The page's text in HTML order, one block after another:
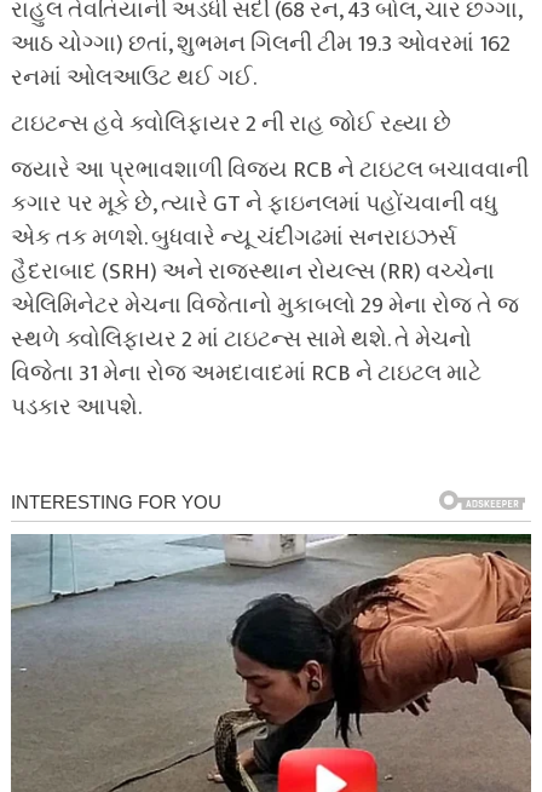
રાહુલ તેવતિયાની અડધી સદી (68 રન, 43 બોલ, ચાર છગ્ગા,
આઠ ચોગ્ગા) છતાં, શુભમન ગિલની ટીમ 19.3 ઓવરમાં 162
રનમાં ઓલઆઉટ થઈ ગઈ.
ટાઇટન્સ હવે ક્વોલિફાયર 2 ની રાહ જોઈ રહ્યા છે
જ્યારે આ પ્રભાવશાળી વિજય RCB ને ટાઇટલ બચાવવાની
કગાર પર મૂકે છે, ત્યારે GT ને ફાઇનલમાં પહોંચવાની વધુ
એક તક મળશે. બુધવારે ન્યૂ ચંદીગઢમાં સનરાઇઝર્સ
હૈદરાબાદ (SRH) અને રાજસ્થાન રોયલ્સ (RR) વચ્ચેના
એલિમિનેટર મેચના વિજેતાનો મુકાબલો 29 મેના રોજ તે જ
સ્થળે ક્વોલિફાયર 2 માં ટાઇટન્સ સામે થશે. તે મેચનો
વિજેતા 31 મેના રોજ અમદાવાદમાં RCB ને ટાઇટલ માટે
પડકાર આપશે.